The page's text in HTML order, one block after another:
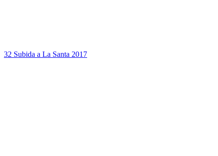
32 Subida a La Santa 2017